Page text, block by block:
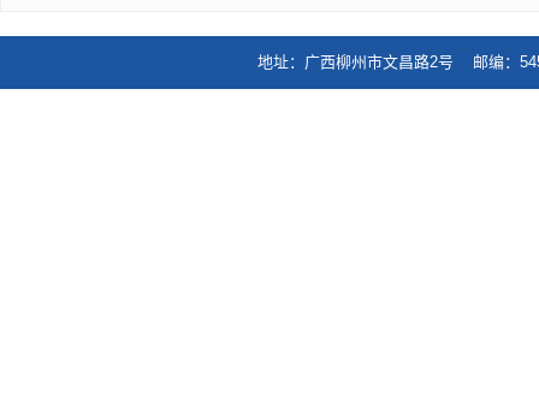
地址：广西柳州市文昌路2号 邮编：